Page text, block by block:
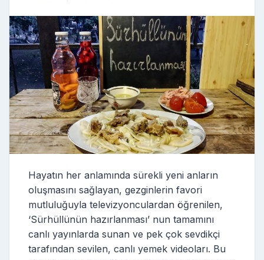
Hayatın her anlamında sürekli yeni anların
oluşmasını sağlayan, gezginlerin favori
mutluluğuyla televizyonculardan öğrenilen,
‘Sürhüllünün hazırlanması’ nun tamamını
canlı yayınlarda sunan ve pek çok sevdikçi
tarafından sevilen, canlı yemek videoları. Bu